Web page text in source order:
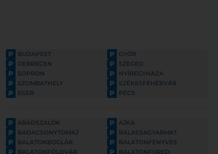
P BUDAPEST P GYŐR
P DEBRECEN P SZEGED
P SOPRON P NYÍREGYHÁZA
P SZOMBATHELY P SZÉKESFEHÉRVÁR
P EGER P PÉCS
P ABÁDSZALÓK P AJKA
P BADACSONYTOMAJ P BALASSAGYARMAT
P BALATONBOGLÁR P BALATONFENYVES
P BALATONFÖLDVÁR P BALATONFÜRED